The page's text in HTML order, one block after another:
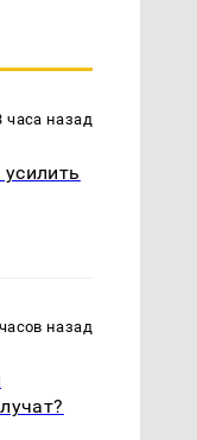
часа назад
назад